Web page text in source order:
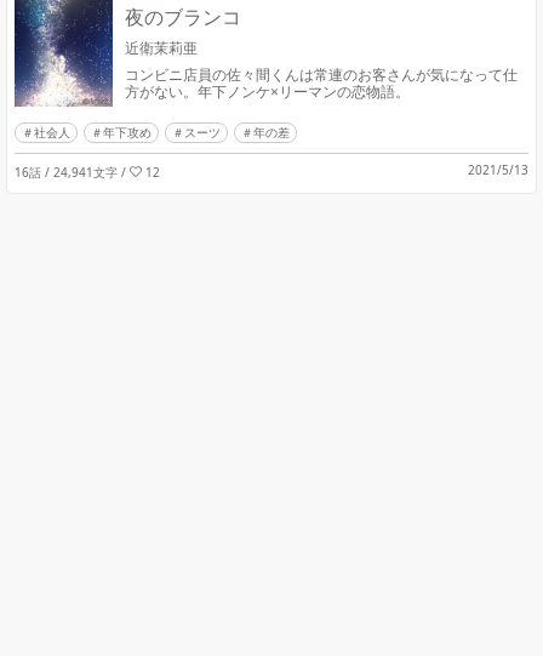
夜のブランコ
近衛茉莉亜
コンビニ店員の佐々間くんは常連のお客さんが気になって仕
方がない。年下ノンケ×リーマンの恋物語。
社会人 年下攻め スーツ 年の差
16話 / 24,941文字 / 12 2021/5/13